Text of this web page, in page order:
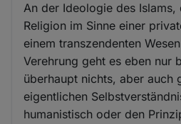
An der Ideologie des Islams,
Religion im Sinne einer
einem transzendenten
Verehrung geht es eben nur
überhaupt nichts, aber auch
eigentlichen
humanistisch oder den